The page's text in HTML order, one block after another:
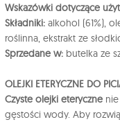
Wskazówki dotyczące
Składniki: alkohol (61%),
roślinna, ekstrakt ze
Sprzedane w: butelka ze
OLEJKI ETERYCZNE DO
Czyste olejki eteryczne
gęstości wody. Aby